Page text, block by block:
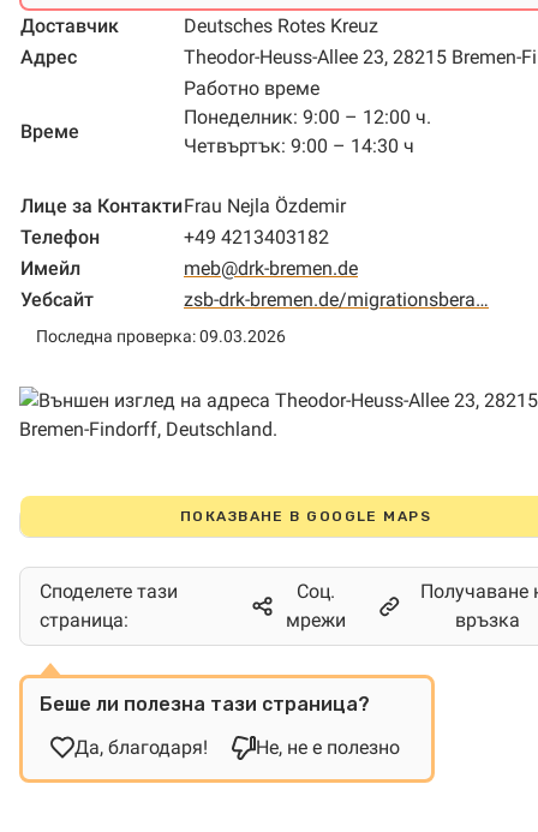
Доставчик
Deutsches Rotes Kreuz
Адрес
Theodor-Heuss-Allee 23, 28215 Bremen-
Време
Работно време
Понеделник: 9:00 – 12:00 ч.
Четвъртък: 9:00 – 14:30 ч
Лице за КонтактиFrau Nejla Özdemir
Телефон
+49 4213403182
Имейл
meb@drk-bremen.de
Уебсайт
zsb-drk-bremen.de/migrationsbera…
Последна проверка: 09.03.2026
ПОКАЗВАНЕ В GOOGLE MAPS
Споделете тази
страница:
Соц.
мрежи
Получаване
връзка
Беше ли полезна тази страница?
Да, благодаря!
Не, не е полезно